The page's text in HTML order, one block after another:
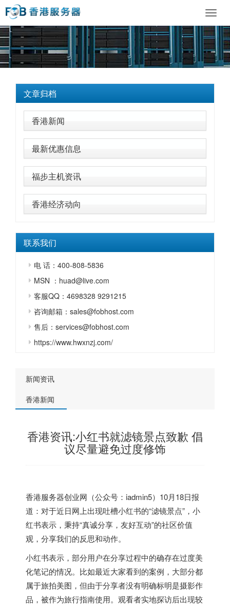
文章归档
香港新闻
最新优惠信息
福步主机资讯
香港经济动向
联系我们
电 话：400-808-5836
MSN ：huad@live.com
客服QQ：4698328 9291215
咨询邮箱：sales@fobhost.com
售后：services@fobhost.com
https://www.hwxnzj.com/
新闻资讯
香港新闻
香港资讯:小红书就滤镜景点致歉 倡
议尽量避免过度修饰
香港服务器创业网（公众号：iadmin5）10月18日报
道：对于近日网上出现吐槽小红书的“滤镜景点”，小
红书表示，秉持“真诚分享，友好互动”的社区价值
观，分享我们的反思和动作。
小红书表示，部分用户在分享过程中的确存在过度美
化笔记的情况。比如最近大家看到的案例，大部分都
属于旅拍美图，但由于分享者没有明确标明是摄影作
品，被作为旅行指南使用。观看者实地探访后出现较